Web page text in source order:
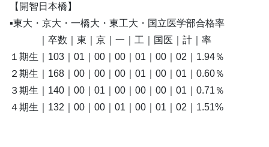
【開智日本橋】
▪️東大・京大・一橋大・東工大・国立医学部合格率
｜卒数｜東｜京｜一｜工｜国医｜計｜率
１期生｜103｜01｜00｜00｜01｜00｜02｜1.94％
２期生｜168｜00｜00｜00｜01｜00｜01｜0.60％
３期生｜140｜00｜01｜00｜00｜00｜01｜0.71％
４期生｜132｜00｜00｜01｜00｜01｜02｜1.51%